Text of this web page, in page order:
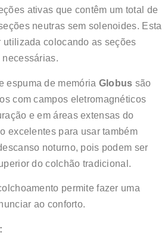
ativas que contêm um total de
neutras sem solenoides. Esta
utilizada colocando as seções
espuma de memória Globus são
com campos eletromagnéticos
e em áreas extensas do
excelentes para usar também
noturno, pois podem ser
do colchão tradicional.
permite fazer uma
ao conforto.